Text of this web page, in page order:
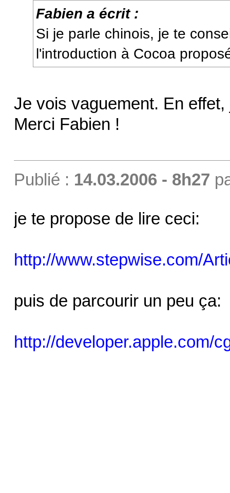
Fabien a écrit :
Si je parle chinois, je te
l'introduction à Cocoa
Je vois vaguement. En
Merci Fabien !
Publié : 14.03.2006 - 8h27
je te propose de lire ceci:
http://www.stepwise.com/
puis de parcourir un peu ça:
http://developer.apple.com/